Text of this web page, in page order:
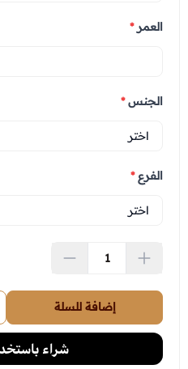
العمر*
الجنس*
الفرع*
إضافة للسلة